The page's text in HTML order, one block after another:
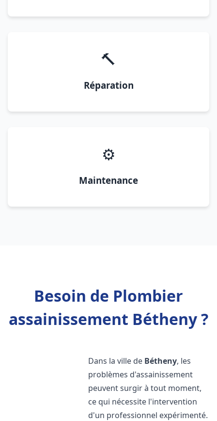
🔨
Réparation
⚙️
Maintenance
Besoin de Plombier
assainissement Bétheny ?
Dans la ville de Bétheny, les
problèmes d'assainissement
peuvent surgir à tout moment,
ce qui nécessite l'intervention
d'un professionnel expérimenté.